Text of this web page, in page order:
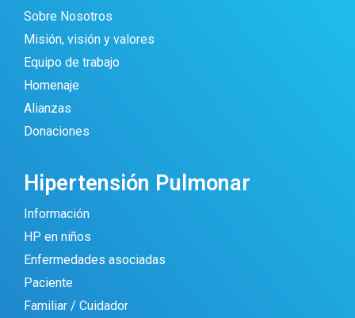
Sobre Nosotros
Misión, visión y valores
Equipo de trabajo
Homenaje
Alianzas
Donaciones
Hipertensión Pulmonar
Información
HP en niños
Enfermedades asociadas
Paciente
Familiar / Cuidador